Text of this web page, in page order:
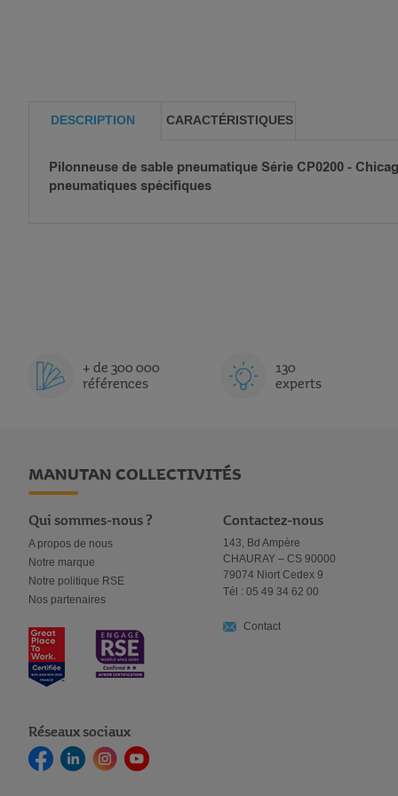
DESCRIPTION
Pilonneuse de sable pneumatique Série CP0200 -
pneumatiques spécifiques
CARACTÉRISTIQUES
+ de 300 000
références
130
experts
MANUTAN COLLECTIVITÉS
Qui sommes-nous ?
A propos de nous
Notre marque
Notre politique RSE
Nos partenaires
Réseaux sociaux
Contactez-nous
143, Bd Ampère
CHAURAY – CS 90000
79074 Niort Cedex 9
Tél : 05 49 34 62 00
Contact